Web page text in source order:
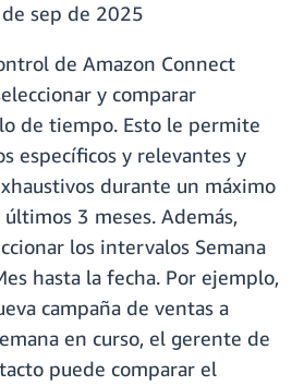
sep de 2025
de Amazon Connect
y comparar
de tiempo. Esto le permite
específicos y relevantes y
durante un máximo
3 meses. Además,
los intervalos Semana
hasta la fecha. Por ejemplo,
campaña de ventas a
en curso, el gerente de
puede comparar el